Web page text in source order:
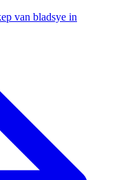
van bladsye in